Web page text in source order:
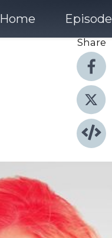
Home
Share